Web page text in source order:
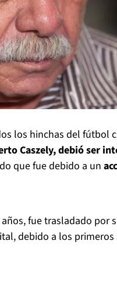
los hinchas del fútbol
Caszely, debió ser
que fue debido a un
fue trasladado por
debido a los primeros